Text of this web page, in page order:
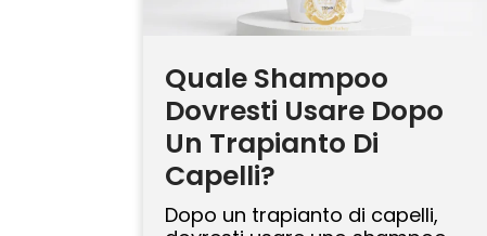
Quale Shampoo
Dovresti Usare Dopo
Un Trapianto Di
Capelli?
Dopo un trapianto di capelli,